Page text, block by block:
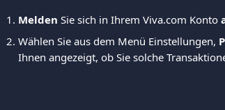
Melden Sie sich in Ihrem Viva.com Konto
Wählen Sie aus dem Menü Einstellungen,
Ihnen angezeigt, ob Sie solche